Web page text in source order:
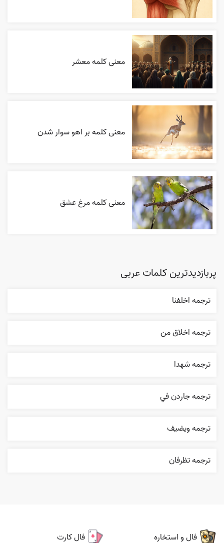
معنی کلمه معشر
معنی کلمه بر اهو سوار شدن
معنی کلمه مرغ عشق
پربازدیدترین کلمات عربی
ترجمه اخلفنا
ترجمه اخلاق من
ترجمه شهدا
ترجمه جاردن في
ترجمه ويضيف
ترجمه تظرفان
فال و استخاره فال کارت